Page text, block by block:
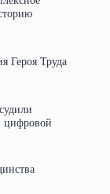
Героя Труда
цифровой